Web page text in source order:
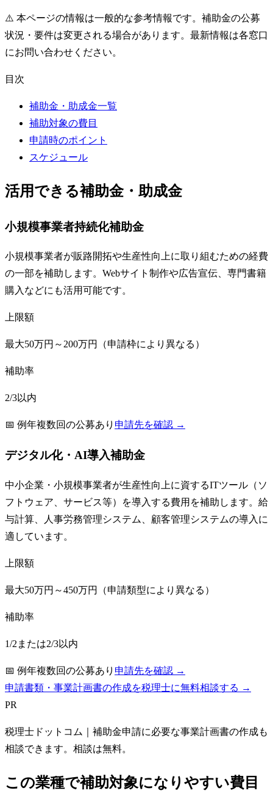
⚠️ 本ページの情報は一般的な参考情報です。補助金の公募
状況・要件は変更される場合があります。最新情報は各窓口
にお問い合わせください。
目次
補助金・助成金一覧
補助対象の費目
申請時のポイント
スケジュール
活用できる補助金・助成金
小規模事業者持続化補助金
小規模事業者が販路開拓や生産性向上に取り組むための経費
の一部を補助します。Webサイト制作や広告宣伝、専門書籍
購入などにも活用可能です。
上限額
最大50万円～200万円（申請枠により異なる）
補助率
2/3以内
📅 例年複数回の公募あり 申請先を確認 →
デジタル化・AI導入補助金
中小企業・小規模事業者が生産性向上に資するITツール（ソ
フトウェア、サービス等）を導入する費用を補助します。給
与計算、人事労務管理システム、顧客管理システムの導入に
適しています。
上限額
最大50万円～450万円（申請類型により異なる）
補助率
1/2または2/3以内
📅 例年複数回の公募あり 申請先を確認 →
申請書類・事業計画書の作成を税理士に無料相談する →
PR
税理士ドットコム
｜補助金申請に必要な事業計画書の作成も
相談できます。相談は無料。
この業種で補助対象になりやすい費目